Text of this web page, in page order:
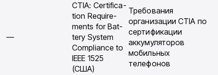
—
CTIA: Certifica­
tion Require­
ments for Bat­
tery System
Compliance to
IEEE 1525
(США)
Требования
организации CTIA по
сертификации
аккумулято­ров
мобильных
телефонов